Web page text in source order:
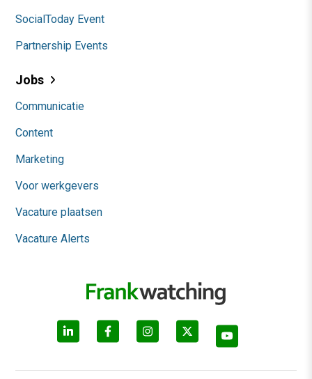
SocialToday Event
Partnership Events
Jobs
Communicatie
Content
Marketing
Voor werkgevers
Vacature plaatsen
Vacature Alerts